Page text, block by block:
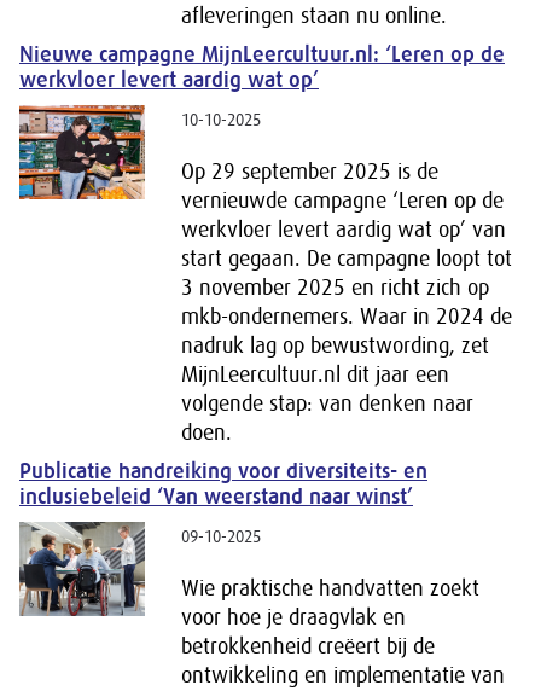
afleveringen staan nu online.
Nieuwe campagne MijnLeercultuur.nl: ‘Leren op de
werkvloer levert aardig wat op’
10-10-2025
Op 29 september 2025 is de
vernieuwde campagne ‘Leren op de
werkvloer levert aardig wat op’ van
start gegaan. De campagne loopt tot
3 november 2025 en richt zich op
mkb-ondernemers. Waar in 2024 de
nadruk lag op bewustwording, zet
MijnLeercultuur.nl dit jaar een
volgende stap: van denken naar
doen.
Publicatie handreiking voor diversiteits- en
inclusiebeleid ‘Van weerstand naar winst’
09-10-2025
Wie praktische handvatten zoekt
voor hoe je draagvlak en
betrokkenheid creëert bij de
ontwikkeling en implementatie van